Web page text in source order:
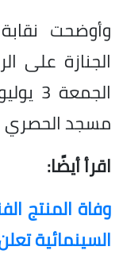
وأوضحت
الجنازة على
مسجد الحصري
اقرأ أيضًا:
وفاة المنتج
السينمائية